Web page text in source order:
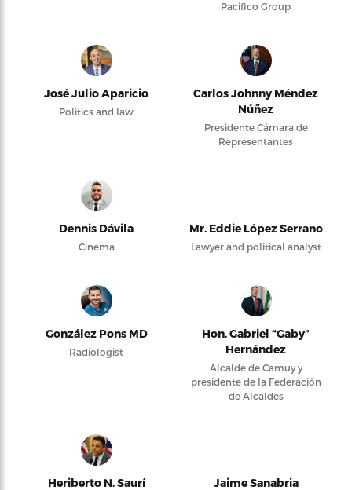
Pacifico Group
José Julio Aparicio
Politics and law
Carlos Johnny Méndez
Núñez
Presidente Cámara de
Representantes
Dennis Dávila
Cinema
Mr. Eddie López Serrano
Lawyer and political analyst
González Pons MD
Radiologist
Hon. Gabriel “Gaby”
Hernández
Alcalde de Camuy y
presidente de la Federación
de Alcaldes
Heriberto N. Saurí Jaime Sanabria